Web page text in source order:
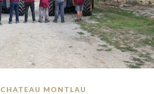
CHATEAU MONTLAU